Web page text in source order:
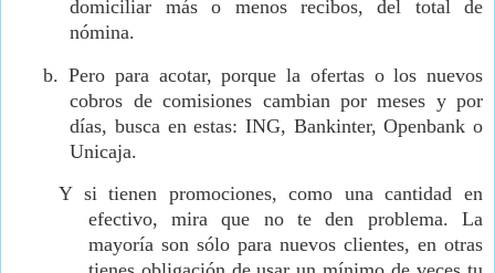
domiciliar más o menos recibos, del total de
nómina.
b. Pero para acotar, porque la ofertas o los nuevos
cobros de comisiones cambian por meses y por
días, busca en estas: ING, Bankinter, Openbank o
Unicaja.
Y si tienen promociones, como una cantidad en
efectivo, mira que no te den problema. La
mayoría son sólo para nuevos clientes, en otras